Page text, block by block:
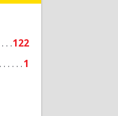
122
1